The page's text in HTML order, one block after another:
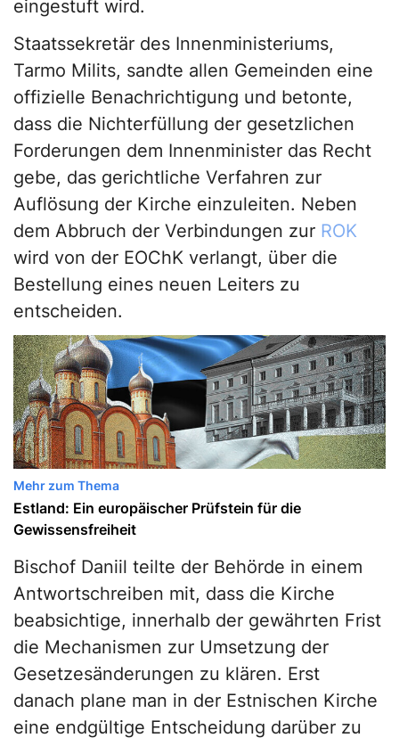
eingestuft wird.
Staatssekretär des Innenministeriums,
Tarmo Milits, sandte allen Gemeinden eine
offizielle Benachrichtigung und betonte,
dass die Nichterfüllung der gesetzlichen
Forderungen dem Innenminister das Recht
gebe, das gerichtliche Verfahren zur
Auflösung der Kirche einzuleiten. Neben
dem Abbruch der Verbindungen zur ROK
wird von der EOChK verlangt, über die
Bestellung eines neuen Leiters zu
entscheiden.
Mehr zum Thema
Estland: Ein europäischer Prüfstein für die
Gewissensfreiheit
Bischof Daniil teilte der Behörde in einem
Antwortschreiben mit, dass die Kirche
beabsichtige, innerhalb der gewährten Frist
die Mechanismen zur Umsetzung der
Gesetzesänderungen zu klären. Erst
danach plane man in der Estnischen Kirche
eine endgültige Entscheidung darüber zu